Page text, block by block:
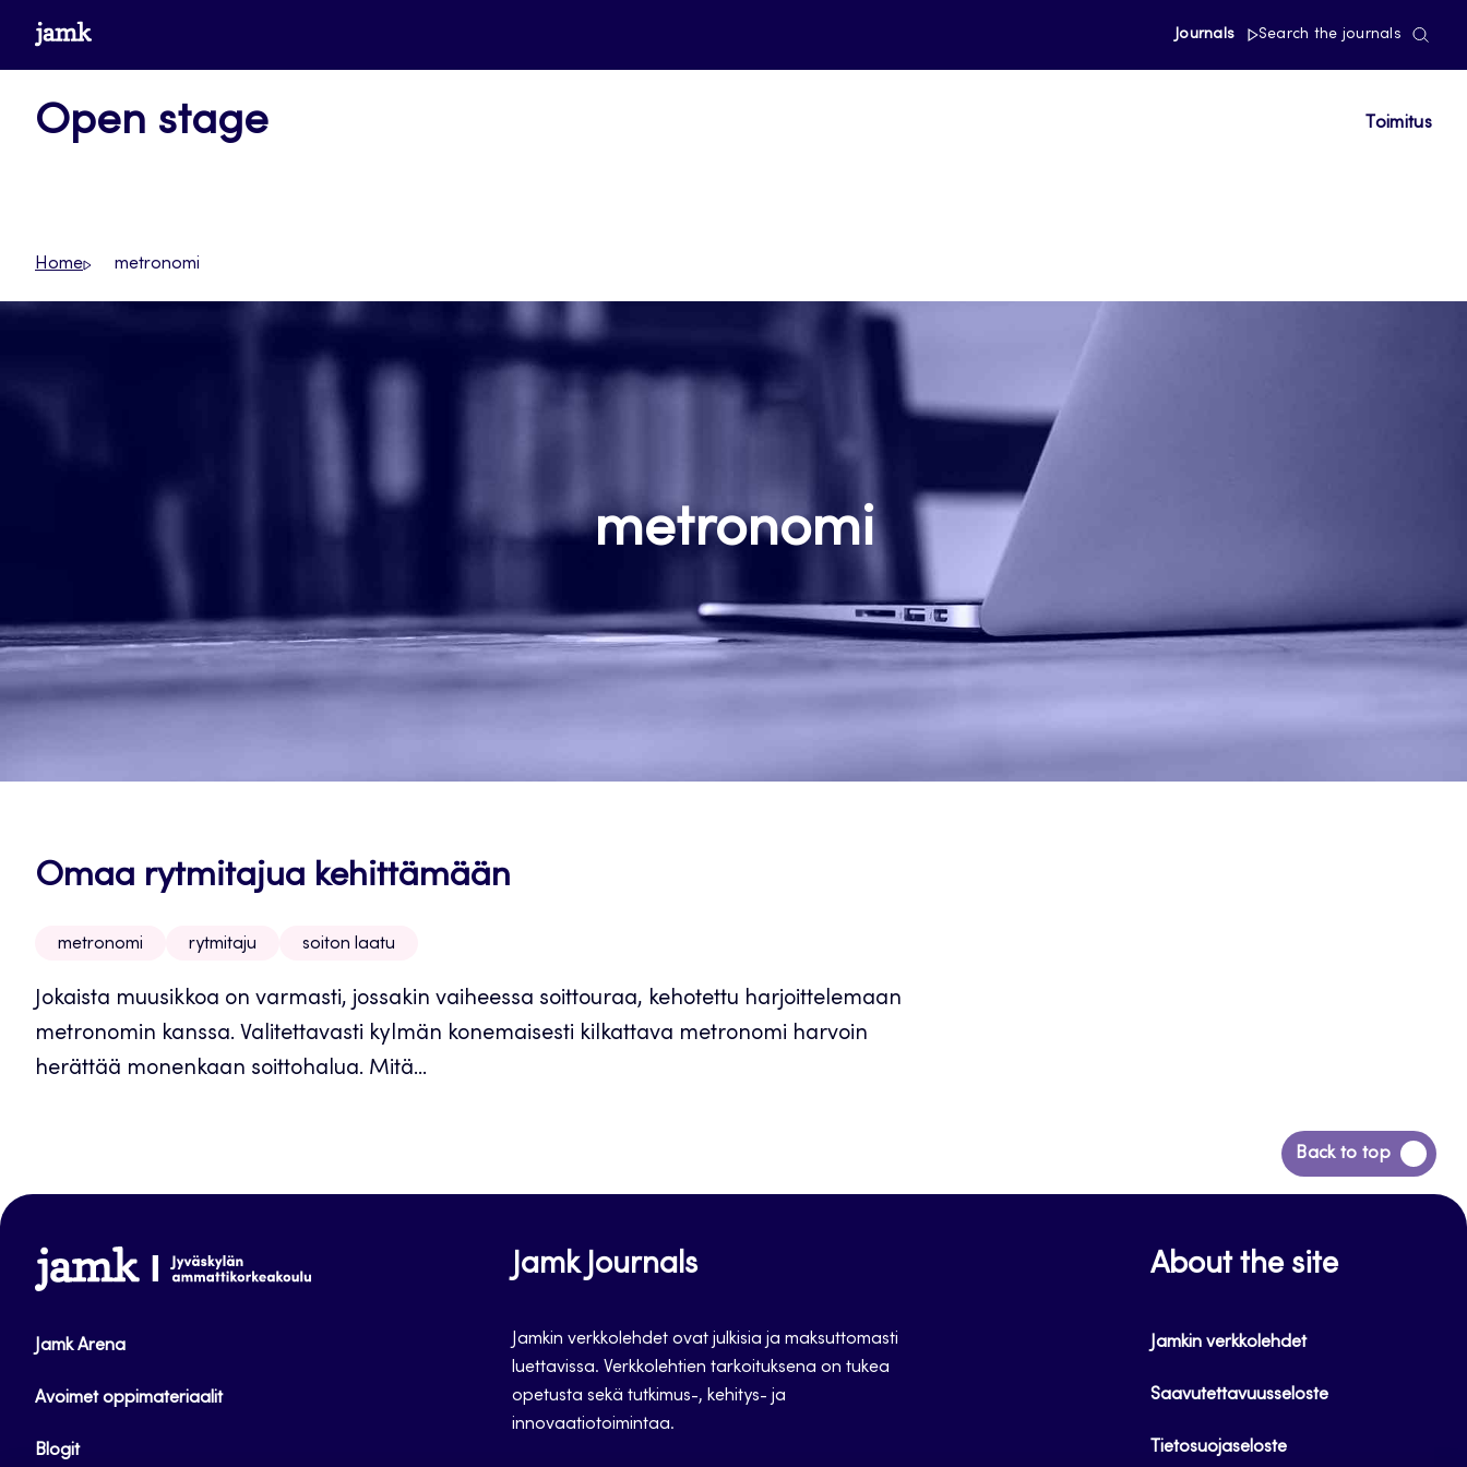
Siirrywww.jamk.fi Journals Search the journals
Open stage Toimitus
Home metronomi
metronomi
Omaa rytmitajua kehittämään
metronomi rytmitaju soiton laatu
Jokaista muusikkoa on varmasti, jossakin vaiheessa soittouraa, kehotettu harjoittelemaan
metronomin kanssa. Valitettavasti kylmän konemaisesti kilkattava metronomi harvoin
herättää monenkaan soittohalua. Mitä...
Back to top
Siirry
takaisin
www.jamk.fi
Jamk Arena
Avoimet oppimateriaalit
Blogit
Jamk Journals
Jamkin verkkolehdet ovat julkisia ja maksuttomasti
luettavissa. Verkkolehtien tarkoituksena on tukea
opetusta sekä tutkimus-, kehitys- ja
innovaatiotoimintaa.
About the site
Jamkin verkkolehdet
Saavutettavuusseloste
Tietosuojaseloste